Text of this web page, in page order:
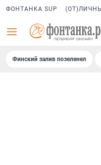
ФОНТАНКА SUP
Финский залив позеленел